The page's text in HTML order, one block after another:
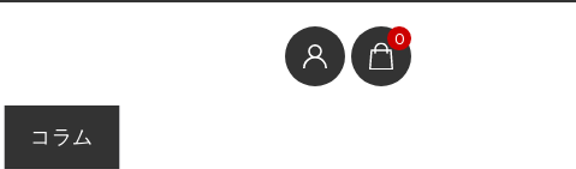
0
コラム